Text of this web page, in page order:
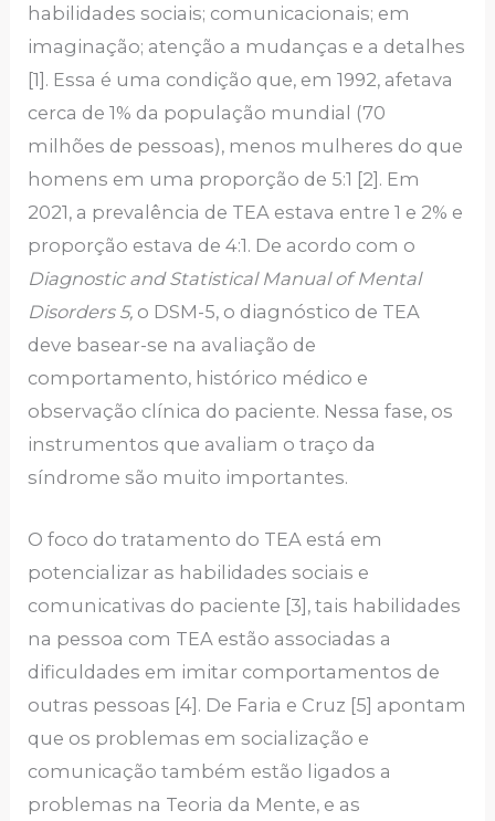
habilidades sociais; comunicacionais; em
imaginação; atenção a mudanças e a detalhes
[1]. Essa é uma condição que, em 1992, afetava
cerca de 1% da população mundial (70
milhões de pessoas), menos mulheres do que
homens em uma proporção de 5:1 [2]. Em
2021, a prevalência de TEA estava entre 1 e 2% e
proporção estava de 4:1. De acordo com o
Diagnostic and Statistical Manual of Mental
Disorders 5, o DSM-5, o diagnóstico de TEA
deve basear-se na avaliação de
comportamento, histórico médico e
observação clínica do paciente. Nessa fase, os
instrumentos que avaliam o traço da
síndrome são muito importantes.
O foco do tratamento do TEA está em
potencializar as habilidades sociais e
comunicativas do paciente [3], tais habilidades
na pessoa com TEA estão associadas a
dificuldades em imitar comportamentos de
outras pessoas [4]. De Faria e Cruz [5] apontam
que os problemas em socialização e
comunicação também estão ligados a
problemas na Teoria da Mente, e as